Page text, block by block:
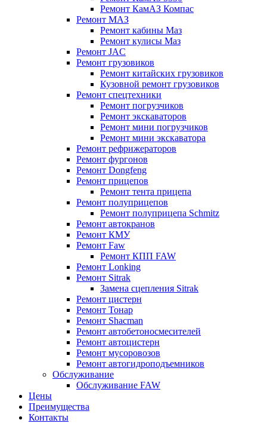
Ремонт КамАЗ Компас
Ремонт МАЗ
Ремонт кабины Маз
Ремонт кулисы Маз
Ремонт JAC
Ремонт грузовиков
Ремонт китайских грузовиков
Кузовной ремонт грузовиков
Ремонт спецтехники
Ремонт погрузчиков
Ремонт экскаваторов
Ремонт мини погрузчиков
Ремонт мини экскаватора
Ремонт рефрижераторов
Ремонт фургонов
Ремонт Dongfeng
Ремонт прицепов
Ремонт тента прицепа
Ремонт полуприцепов
Ремонт полуприцепа Schmitz
Ремонт автокранов
Ремонт КМУ
Ремонт Faw
Ремонт КПП FAW
Ремонт Lonking
Ремонт Sitrak
Замена сцепления Sitrak
Ремонт цистерн
Ремонт Тонар
Ремонт Shacman
Ремонт автобетоносмесителей
Ремонт автоцистерн
Ремонт мусоровозов
Ремонт автогидроподъемников
Обслуживание
Обслуживание FAW
Цены
Преимущества
Контакты